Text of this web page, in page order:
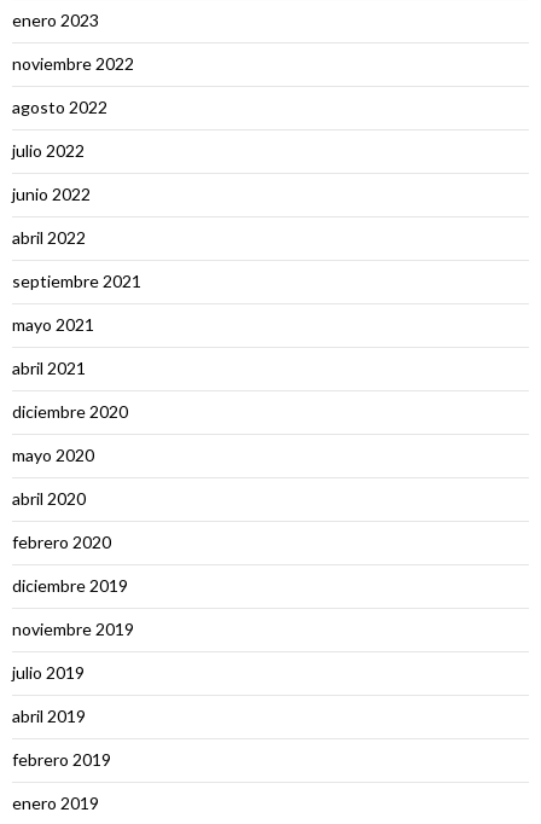
enero 2023
noviembre 2022
agosto 2022
julio 2022
junio 2022
abril 2022
septiembre 2021
mayo 2021
abril 2021
diciembre 2020
mayo 2020
abril 2020
febrero 2020
diciembre 2019
noviembre 2019
julio 2019
abril 2019
febrero 2019
enero 2019